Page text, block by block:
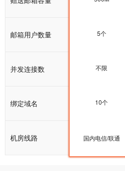
邮箱用户数量 5个
并发连接数 不限
绑定域名 10个
机房线路 国内双线/BGP机房
5个
不限
10个
国内电信/联通